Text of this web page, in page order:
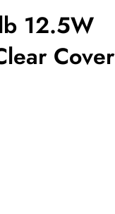
12.5W
Cover